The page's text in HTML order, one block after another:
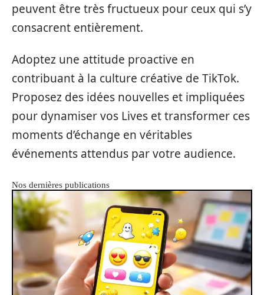
peuvent être très fructueux pour ceux qui s’y
consacrent entièrement.
Adoptez une attitude proactive en
contribuant à la culture créative de TikTok.
Proposez des idées nouvelles et impliquées
pour dynamiser vos Lives et transformer ces
moments d’échange en véritables
événements attendus par votre audience.
Nos dernières publications